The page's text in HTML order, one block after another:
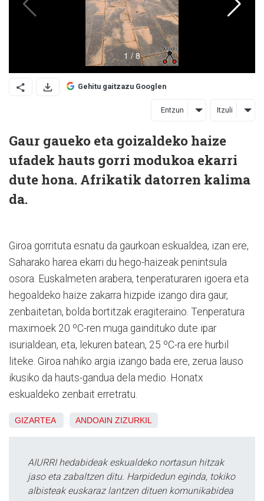
Gehitu gaitzazu Googlen
Entzun Itzuli
Gaur gaueko eta goizaldeko haize
ufadek hauts gorri modukoa ekarri
dute hona. Afrikatik datorren kalima
da.
Giroa gorrituta esnatu da gaurkoan eskualdea, izan ere,
Saharako harea ekarri du hego-haizeak penintsula
osora. Euskalmeten arabera, tenperaturaren igoera eta
hegoaldeko haize zakarra hizpide izango dira gaur,
zenbaitetan, bolda bortitzak eragiteraino. Tenperatura
maximoek 20 ºC-ren muga gaindituko dute ipar
isurialdean, eta, lekuren batean, 25 ºC-ra ere hurbil
liteke. Giroa nahiko argia izango bada ere, zerua lauso
ikusiko da hauts-gandua dela medio. Honatx
eskualdeko zenbait erretratu.
GIZARTEA ANDOAIN ZIZURKIL
AIURRI hedabideak eskualdeko nortasun hitzak
jaso eta zabaltzen ditu. Harpidedun eginda, tokiko
albisteak euskaraz lantzen dituen komunikabidea